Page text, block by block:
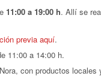
11:00 a 19:00 h. Allí se
previa aquí.
11:00 a 14:00 h.
con productos locales